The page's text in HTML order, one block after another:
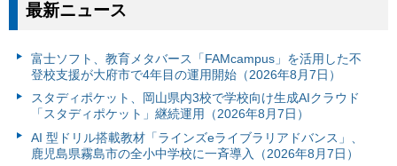
最新ニュース
富⼠ソフト、教育メタバース「FAMcampus」を活用した不
登校支援が大府市で4年目の運用開始（2026年8月7日）
スタディポケット、岡山県内3校で学校向け生成AIクラウド
「スタディポケット」継続運用（2026年8月7日）
AI 型ドリル搭載教材「ラインズeライブラリアドバンス」、
鹿児島県霧島市の全小中学校に一斉導入（2026年8月7日）